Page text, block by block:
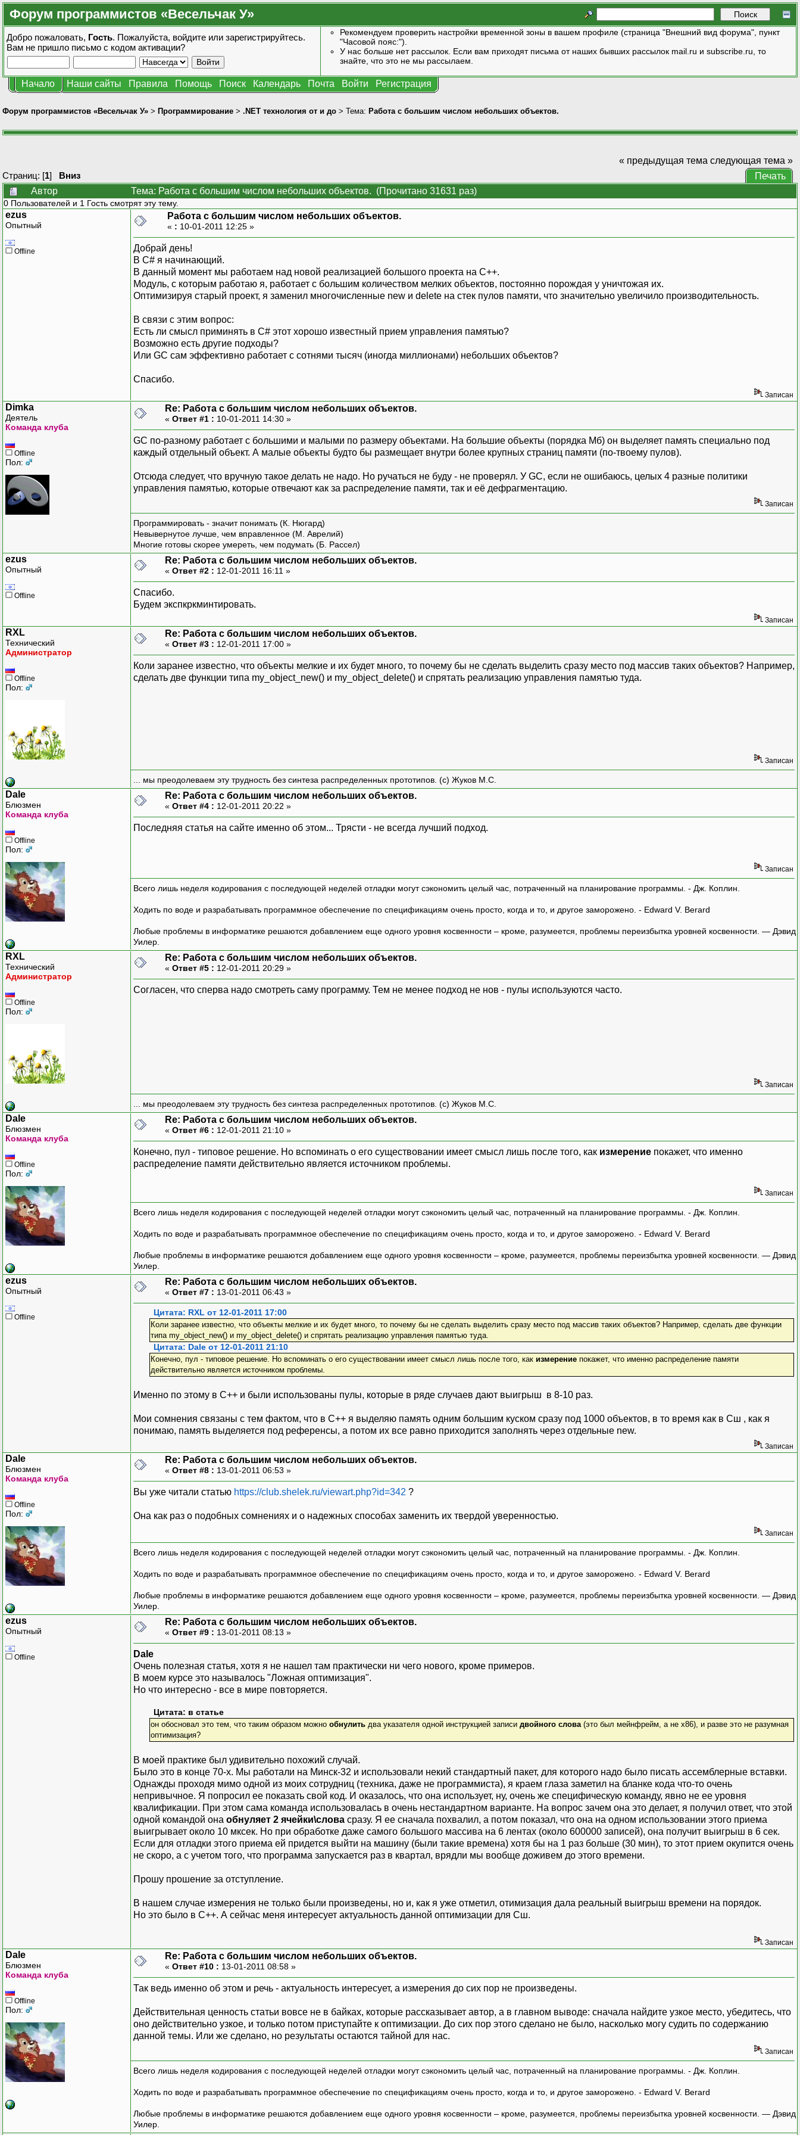
Форум программистов «Весельчак У»
Добро пожаловать, Гость. Пожалуйста, войдите или зарегистрируйтесь.
Вам не пришло письмо с кодом активации?
Рекомендуем проверить настройки временной зоны в вашем профиле (страница "Внешний вид форума", пункт
"Часовой пояс:").
У нас больше нет рассылок. Если вам приходят письма от наших бывших рассылок mail.ru и subscribe.ru, то
знайте, что это не мы рассылаем.
Начало Наши сайты Правила Помощь Поиск Календарь Почта Войти Регистрация
Форум программистов «Весельчак У» > Программирование > .NET технология от и до > Тема: Работа с большим числом небольших объектов.
Страниц: [1] Вниз
« предыдущая тема следующая тема »
Печать
Автор
Тема: Работа с большим числом небольших объектов. (Прочитано 31631 раз)
0 Пользователей и 1 Гость смотрят эту тему.
ezus
Опытный
Offline
Работа с большим числом небольших объектов.
« : 10-01-2011 12:25 »
Добрай день!
В С# я начинающий.
В данный момент мы работаем над новой реализацией большого проекта на С++.
Модуль, с которым работаю я, работает с большим количеством мелких объектов, постоянно порождая у уничтожая их.
Оптимизируя старый проект, я заменил многочисленные new и delete на стек пулов памяти, что значительно увеличило производительность.
В связи с этим вопрос:
Есть ли смысл приминять в С# этот хорошо известный прием управления памятью?
Возможно есть другие подходы?
Или GC сам эффективно работает с сотнями тысяч (иногда миллионами) небольших объектов?
Спасибо.
Записан
Dimka
Деятель
Команда клуба
Offline
Пол:
Re: Работа с большим числом небольших объектов.
« Ответ #1 : 10-01-2011 14:30 »
GC по-разному работает с большими и малыми по размеру объектами. На большие объекты (порядка Мб) он выделяет память специально под
каждый отдельный объект. А малые объекты будто бы размещает внутри более крупных страниц памяти (по-твоему пулов).
Отсюда следует, что вручную такое делать не надо. Но ручаться не буду - не проверял. У GC, если не ошибаюсь, целых 4 разные политики
управления памятью, которые отвечают как за распределение памяти, так и её дефрагментацию.
Записан
Программировать - значит понимать (К. Нюгард)
Невывернутое лучше, чем вправленное (М. Аврелий)
Многие готовы скорее умереть, чем подумать (Б. Рассел)
ezus
Опытный
Offline
Re: Работа с большим числом небольших объектов.
« Ответ #2 : 12-01-2011 16:11 »
Спасибо.
Будем экспкркминтировать.
Записан
RXL
Технический
Администратор
Offline
Пол:
Re: Работа с большим числом небольших объектов.
« Ответ #3 : 12-01-2011 17:00 »
Коли заранее известно, что объекты мелкие и их будет много, то почему бы не сделать выделить сразу место под массив таких объектов? Например,
сделать две функции типа my_object_new() и my_object_delete() и спрятать реализацию управления памятью туда.
Записан
... мы преодолеваем эту трудность без синтеза распределенных прототипов. (с) Жуков М.С.
Dale
Блюзмен
Команда клуба
Offline
Пол:
Re: Работа с большим числом небольших объектов.
« Ответ #4 : 12-01-2011 20:22 »
Последняя статья на сайте именно об этом... Трясти - не всегда лучший подход.
Записан
Всего лишь неделя кодирования с последующей неделей отладки могут сэкономить целый час, потраченный на планирование программы. - Дж. Коплин.
Ходить по воде и разрабатывать программное обеспечение по спецификациям очень просто, когда и то, и другое заморожено. - Edward V. Berard
Любые проблемы в информатике решаются добавлением еще одного уровня косвенности – кроме, разумеется, проблемы переизбытка уровней косвенности. — Дэвид
Уилер.
RXL
Технический
Администратор
Offline
Пол:
Re: Работа с большим числом небольших объектов.
« Ответ #5 : 12-01-2011 20:29 »
Согласен, что сперва надо смотреть саму программу. Тем не менее подход не нов - пулы используются часто.
Записан
... мы преодолеваем эту трудность без синтеза распределенных прототипов. (с) Жуков М.С.
Dale
Блюзмен
Команда клуба
Offline
Пол:
Re: Работа с большим числом небольших объектов.
« Ответ #6 : 12-01-2011 21:10 »
Конечно, пул - типовое решение. Но вспоминать о его существовании имеет смысл лишь после того, как измерение покажет, что именно
распределение памяти действительно является источником проблемы.
Записан
Всего лишь неделя кодирования с последующей неделей отладки могут сэкономить целый час, потраченный на планирование программы. - Дж. Коплин.
Ходить по воде и разрабатывать программное обеспечение по спецификациям очень просто, когда и то, и другое заморожено. - Edward V. Berard
Любые проблемы в информатике решаются добавлением еще одного уровня косвенности – кроме, разумеется, проблемы переизбытка уровней косвенности. — Дэвид
Уилер.
ezus
Опытный
Offline
Re: Работа с большим числом небольших объектов.
« Ответ #7 : 13-01-2011 06:43 »
Цитата: RXL от 12-01-2011 17:00
Коли заранее известно, что объекты мелкие и их будет много, то почему бы не сделать выделить сразу место под массив таких объектов? Например, сделать две функции
типа my_object_new() и my_object_delete() и спрятать реализацию управления памятью туда.
Цитата: Dale от 12-01-2011 21:10
Конечно, пул - типовое решение. Но вспоминать о его существовании имеет смысл лишь после того, как измерениепокажет, что именно распределение памяти
действительно является источником проблемы.
Именно по этому в С++ и были использованы пулы, которые в ряде случаев дают выигрыш в 8-10 раз.
Мои сомнения связаны с тем фактом, что в С++ я выделяю память одним большим куском сразу под 1000 объектов, в то время как в Сш , как я
понимаю, память выделяется под референсы, а потом их все равно приходится заполнять через отдельные new.
Записан
Dale
Блюзмен
Команда клуба
Offline
Пол:
Re: Работа с большим числом небольших объектов.
« Ответ #8 : 13-01-2011 06:53 »
Вы уже читали статью https://club.shelek.ru/viewart.php?id=342 ?
Она как раз о подобных сомнениях и о надежных способах заменить их твердой уверенностью.
Записан
Всего лишь неделя кодирования с последующей неделей отладки могут сэкономить целый час, потраченный на планирование программы. - Дж. Коплин.
Ходить по воде и разрабатывать программное обеспечение по спецификациям очень просто, когда и то, и другое заморожено. - Edward V. Berard
Любые проблемы в информатике решаются добавлением еще одного уровня косвенности – кроме, разумеется, проблемы переизбытка уровней косвенности. — Дэвид
Уилер.
ezus
Опытный
Offline
Re: Работа с большим числом небольших объектов.
« Ответ #9 : 13-01-2011 08:13 »
Dale
Очень полезная статья, хотя я не нашел там практически ни чего нового, кроме примеров.
В моем курсе это называлось "Ложная оптимизация".
Но что интересно - все в мире повторяется.
Цитата: в статье
он обосновал это тем, что таким образом можно обнулить два указателя одной инструкцией записи двойного слова(это был мейнфрейм, а не x86), и разве это не разумная
оптимизация?
В моей практике был удивительно похожий случай.
Было это в конце 70-х. Мы работали на Минск-32 и использовали некий стандартный пакет, для которого надо было писать ассемблерные вставки.
Однажды проходя мимо одной из моих сотрудниц (техника, даже не программиста), я краем глаза заметил на бланке кода что-то очень
непривычное. Я попросил ее показать свой код. И оказалось, что она использует, ну, очень же специфическую команду, явно не ее уровня
квалификации. При этом сама команда использовалась в очень нестандартном варианте. На вопрос зачем она это делает, я получил ответ, что этой
одной командой она обнуляет 2 ячейки\слова сразу. Я ее сначала похвалил, а потом показал, что она на одном использовании этого приема
выигрывает около 10 мксек. Но при обработке даже самого большого массива на 6 лентах (около 600000 записей), она получит выигрыш в 6 сек.
Если для отладки этого приема ей придется выйти на машину (были такие времена) хотя бы на 1 раз больше (30 мин), то этот прием окупится очень
не скоро, а с учетом того, что программа запускается раз в квартал, врядли мы вообще доживем до этого времени.
Прошу прошение за отступление.
В нашем случае измерения не только были произведены, но и, как я уже отметил, отимизация дала реальный выигрыш времени на порядок.
Но это было в С++. А сейчас меня интересует актуальность данной оптимизации для Сш.
Записан
Dale
Блюзмен
Команда клуба
Offline
Пол:
Re: Работа с большим числом небольших объектов.
« Ответ #10 : 13-01-2011 08:58 »
Так ведь именно об этом и речь - актуальность интересует, а измерения до сих пор не произведены.
Действительная ценность статьи вовсе не в байках, которые рассказывает автор, а в главном выводе: сначала найдите узкое место, убедитесь, что
оно действительно узкое, и только потом приступайте к оптимизации. До сих пор этого сделано не было, насколько могу судить по содержанию
данной темы. Или же сделано, но результаты остаются тайной для нас.
Записан
Всего лишь неделя кодирования с последующей неделей отладки могут сэкономить целый час, потраченный на планирование программы. - Дж. Коплин.
Ходить по воде и разрабатывать программное обеспечение по спецификациям очень просто, когда и то, и другое заморожено. - Edward V. Berard
Любые проблемы в информатике решаются добавлением еще одного уровня косвенности – кроме, разумеется, проблемы переизбытка уровней косвенности. — Дэвид
Уилер.